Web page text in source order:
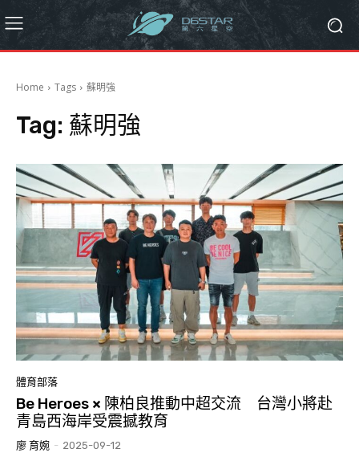
Home Tags 蘇明強
Tag: 蘇明強
體育部落
Be Heroes × 陳柏良推動中超交流 台灣小將赴
青島西海岸受震撼教育
廖 育婉 - 2025-09-12